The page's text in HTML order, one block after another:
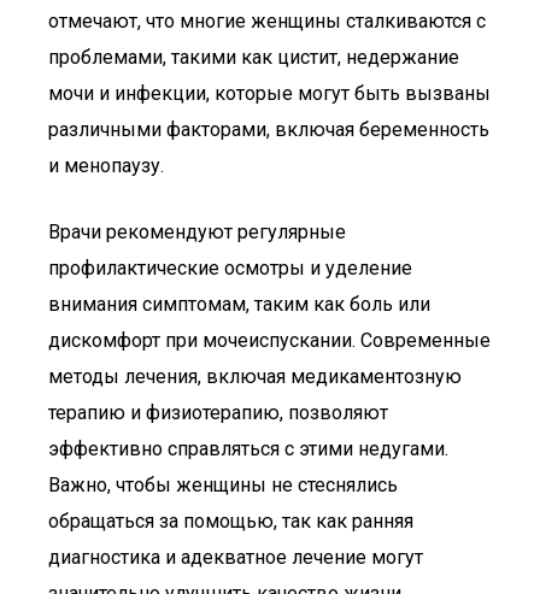
отмечают, что многие женщины сталкиваются с
проблемами, такими как цистит, недержание
мочи и инфекции, которые могут быть вызваны
различными факторами, включая беременность
и менопаузу.
Врачи рекомендуют регулярные
профилактические осмотры и уделение
внимания симптомам, таким как боль или
дискомфорт при мочеиспускании. Современные
методы лечения, включая медикаментозную
терапию и физиотерапию, позволяют
эффективно справляться с этими недугами.
Важно, чтобы женщины не стеснялись
обращаться за помощью, так как ранняя
диагностика и адекватное лечение могут